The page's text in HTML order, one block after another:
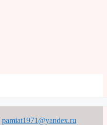
pamiat1971@yandex.ru